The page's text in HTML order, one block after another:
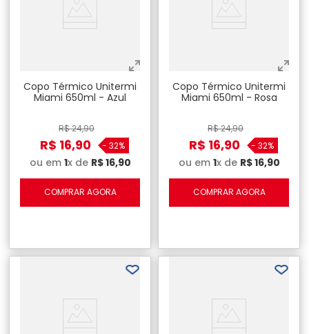
Copo Térmico Unitermi
Miami 650ml - Azul
R$24,90
R$ 16,90 - 32%
ou em 1x de R$16,90
COMPRAR AGORA
Copo Térmico Unitermi
Miami 650ml - Rosa
R$24,90
R$ 16,90 - 32%
ou em 1x de R$16,90
COMPRAR AGORA